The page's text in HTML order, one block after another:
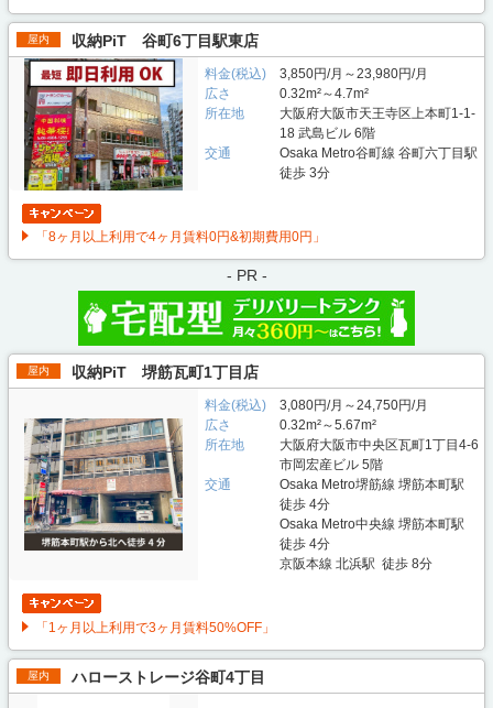
屋内 収納PiT 谷町6丁目駅東店
料金(税込)
3,850円/月～23,980円/月
広さ
0.32m²～4.7m²
所在地
大阪府大阪市天王寺区上本町1-1-
18 武島ビル 6階
交通
Osaka Metro谷町線 谷町六丁目駅
徒歩 3分
「8ヶ月以上利用で4ヶ月賃料0円&初期費用0円」
- PR -
屋内 収納PiT 堺筋瓦町1丁目店
料金(税込)
3,080円/月～24,750円/月
広さ
0.32m²～5.67m²
所在地
大阪府大阪市中央区瓦町1丁目4-6
市岡宏産ビル 5階
交通
Osaka Metro堺筋線 堺筋本町駅
徒歩 4分
Osaka Metro中央線 堺筋本町駅
徒歩 4分
京阪本線 北浜駅 徒歩 8分
「1ヶ月以上利用で3ヶ月賃料50%OFF」
屋内 ハローストレージ谷町4丁目